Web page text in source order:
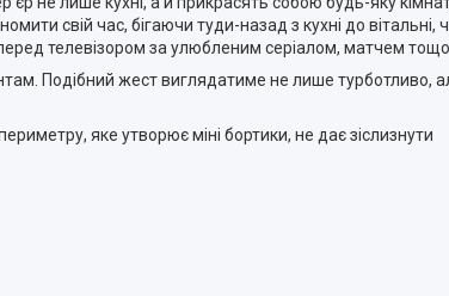
свій час, бігаючи туди-назад з кухні до вітальні,
телевізором за улюбленим серіалом, матчем тощо.
Подібний жест виглядатиме не лише турботливо,
яке утворює міні бортики, не дає зіслизнути